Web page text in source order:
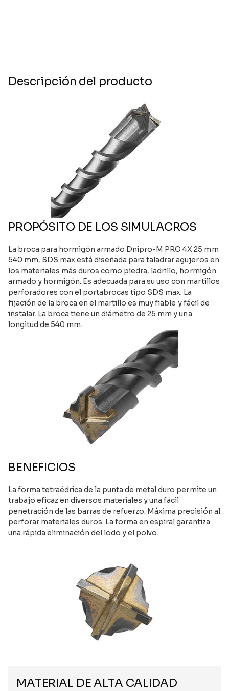
Descripción del producto
PROPÓSITO DE LOS SIMULACROS
La broca para hormigón armado Dnipro-M PRO 4X 25 mm
540 mm, SDS max está diseñada para taladrar agujeros en
los materiales más duros como piedra, ladrillo, hormigón
armado y hormigón. Es adecuada para su uso con martillos
perforadores con el portabrocas tipo SDS max. La
fijación de la broca en el martillo es muy fiable y fácil de
instalar. La broca tiene un diámetro de 25 mm y una
longitud de 540 mm.
BENEFICIOS
La forma tetraédrica de la punta de metal duro permite un
trabajo eficaz en diversos materiales y una fácil
penetración de las barras de refuerzo. Máxima precisión al
perforar materiales duros. La forma en espiral garantiza
una rápida eliminación del lodo y el polvo.
MATERIAL DE ALTA CALIDAD